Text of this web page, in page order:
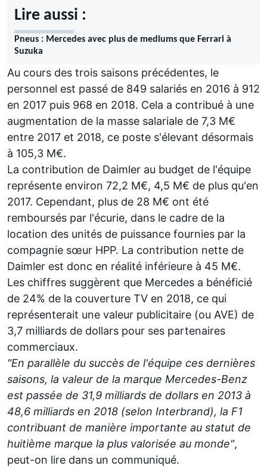
Lire aussi :
Pneus : Mercedes avec plus de mediums que Ferrari à
Suzuka
Au cours des trois saisons précédentes, le
personnel est passé de 849 salariés en 2016 à 912
en 2017 puis 968 en 2018. Cela a contribué à une
augmentation de la masse salariale de 7,3 M€
entre 2017 et 2018, ce poste s'élevant désormais
à 105,3 M€.
La contribution de Daimler au budget de l'équipe
représente environ 72,2 M€, 4,5 M€ de plus qu'en
2017. Cependant, plus de 28 M€ ont été
remboursés par l'écurie, dans le cadre de la
location des unités de puissance fournies par la
compagnie sœur HPP. La contribution nette de
Daimler est donc en réalité inférieure à 45 M€.
Les chiffres suggèrent que Mercedes a bénéficié
de 24% de la couverture TV en 2018, ce qui
représenterait une valeur publicitaire (ou AVE) de
3,7 milliards de dollars pour ses partenaires
commerciaux.
"En parallèle du succès de l'équipe ces dernières
saisons, la valeur de la marque Mercedes-Benz
est passée de 31,9 milliards de dollars en 2013 à
48,6 milliards en 2018 (selon Interbrand), la F1
contribuant de manière importante au statut de
huitième marque la plus valorisée au monde",
peut-on lire dans un communiqué.